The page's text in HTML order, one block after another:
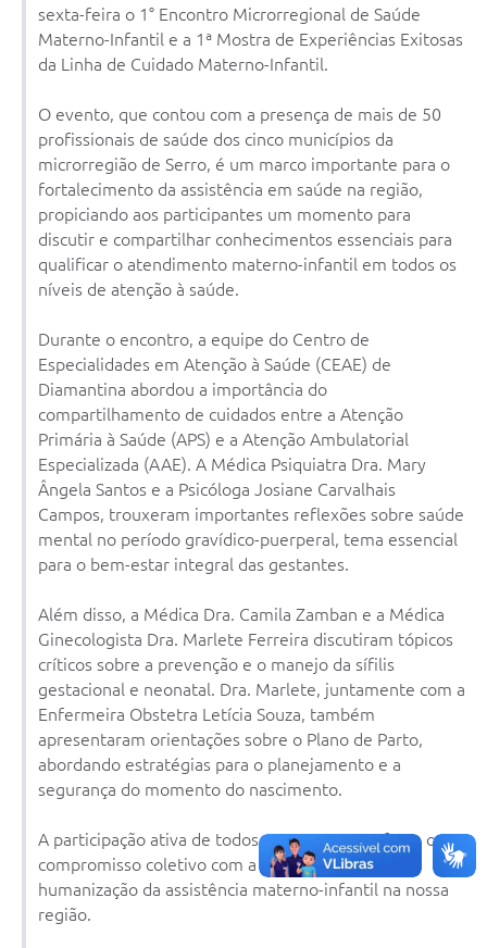
Horário - Linhas Municipais de Coletivos
Lei Aldir Blanc
Carta de Serviços
Emissão de Contracheque
Chamamento Público
Convênios
Arquivos para Download
FAQ
Covid -19 em Serro
Links
Audiências Públicas
Galeria de Fotos
Galeria de Vídeos
Telefones Úteis
Diário Oficial
Contratos, Convênios e Publicações MROSC
Ouvidoria Municipal
Notícias
Contato
Radar da Transparência Pública
sexta-feira o 1° Encontro Microrregional de Saúde
Materno-Infantil e a 1ª Mostra de Experiências Exitosas
da Linha de Cuidado Materno-Infantil.
O evento, que contou com a presença de mais de 50
profissionais de saúde dos cinco municípios da
microrregião de Serro, é um marco importante para o
fortalecimento da assistência em saúde na região,
propiciando aos participantes um momento para
discutir e compartilhar conhecimentos essenciais para
qualificar o atendimento materno-infantil em todos os
níveis de atenção à saúde.
Durante o encontro, a equipe do Centro de
Especialidades em Atenção à Saúde (CEAE) de
Diamantina abordou a importância do
compartilhamento de cuidados entre a Atenção
Primária à Saúde (APS) e a Atenção Ambulatorial
Especializada (AAE). A Médica Psiquiatra Dra. Mary
Ângela Santos e a Psicóloga Josiane Carvalhais
Campos, trouxeram importantes reflexões sobre saúde
mental no período gravídico-puerperal, tema essencial
para o bem-estar integral das gestantes.
Além disso, a Médica Dra. Camila Zamban e a Médica
Ginecologista Dra. Marlete Ferreira discutiram tópicos
críticos sobre a prevenção e o manejo da sífilis
gestacional e neonatal. Dra. Marlete, juntamente com a
Enfermeira Obstetra Letícia Souza, também
apresentaram orientações sobre o Plano de Parto,
abordando estratégias para o planejamento e a
segurança do momento do nascimento.
A participação ativa de todos os presentes reforça o
compromisso coletivo com a qualificação e a
humanização da assistência materno-infantil na nossa
região.